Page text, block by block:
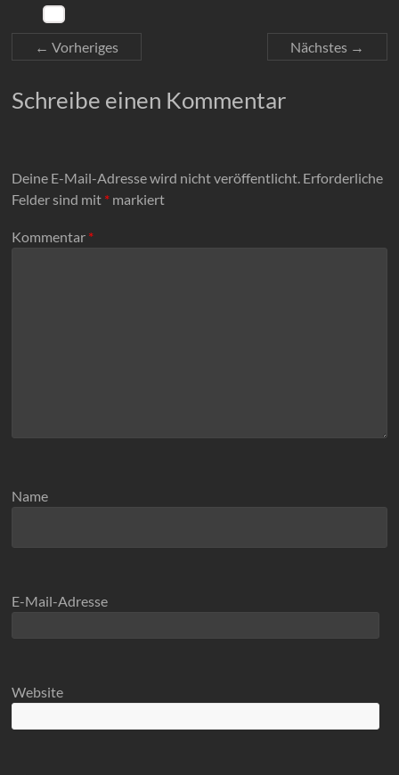
← Vorheriges Nächstes →
Schreibe einen Kommentar
Deine E-Mail-Adresse wird nicht veröffentlicht. Erforderliche
Felder sind mit * markiert
Kommentar *
Name
E-Mail-Adresse
Website